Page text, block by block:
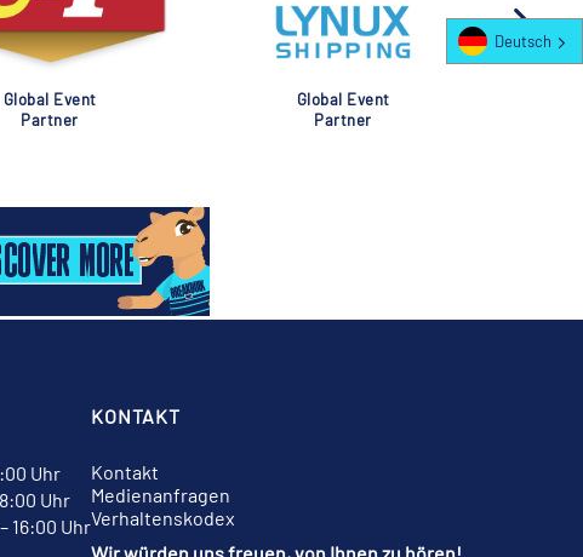
Global Event
Partner
Global Event
Partner
Uhr
Uhr
16:00 Uhr
KONTAKT
Kontakt
Medienanfragen
Verhaltenskodex
Deutsch